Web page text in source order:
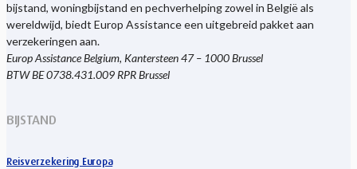
bijstand, woningbijstand en pechverhelping zowel in België als
wereldwijd, biedt Europ Assistance een uitgebreid pakket aan
verzekeringen aan.
Europ Assistance Belgium, Kantersteen 47 – 1000 Brussel
BTW BE 0738.431.009 RPR Brussel
BIJSTAND
Reisverzekering Europa